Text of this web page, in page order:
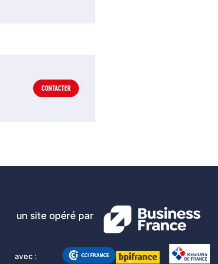
CONTACTER
un site opéré par
avec :